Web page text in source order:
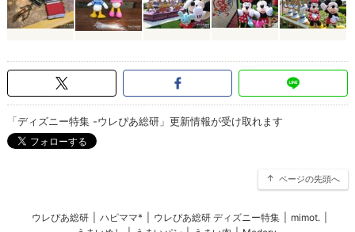
「ディズニー特集 -ウレぴあ総研」更新情報が受け取れます
ページの先頭へ
ウレぴあ総研 ハピママ* ウレぴあ総研 ディズニー特集 mimot.